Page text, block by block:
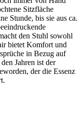
Sitzfläche
Stunde, bis sie aus ca.
den Stuhl sowohl
bietet Komfort und
in Bezug auf
Jahren ist der
der die Essenz